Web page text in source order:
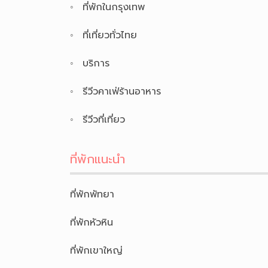
ที่พักในกรุงเทพ
ที่เที่ยวทั่วไทย
บริการ
รีวีวคาเฟ่ร้านอาหาร
รีวีวที่เที่ยว
ที่พักแนะนำ
ที่พักพัทยา
ที่พักหัวหิน
ที่พักเขาใหญ่